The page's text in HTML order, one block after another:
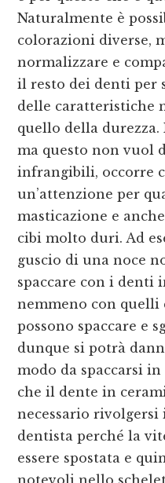
Naturalmente è
colorazioni diverse,
normalizzare e
il resto dei denti per
delle caratteristiche
quello della
ma questo non vuol
infrangibili, occorre
un’attenzione per
masticazione e
cibi molto duri. Ad
guscio di una noce
spaccare con i denti
nemmeno con quelli
possono spaccare e
dunque si potrà
modo da spaccarsi
che il dente in
necessario
dentista perché la
essere spostata e